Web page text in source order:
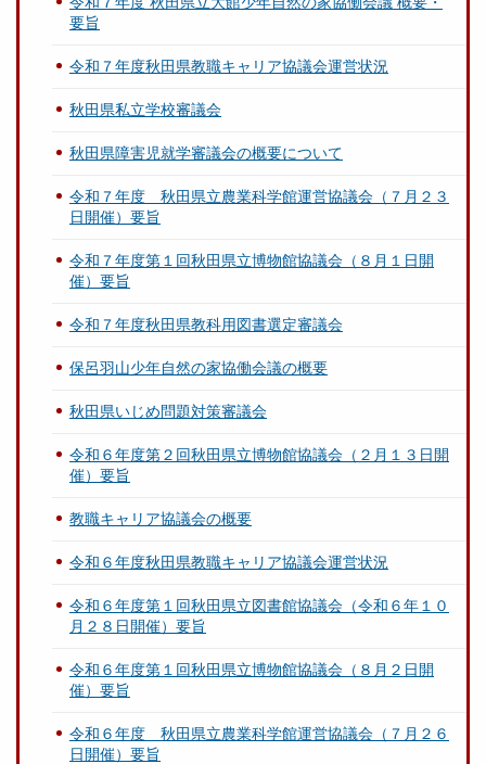
要旨
令和７年度秋田県教職キャリア協議会運営状況
秋田県私立学校審議会
秋田県障害児就学審議会の概要について
令和７年度 秋田県立農業科学館運営協議会（７月２３
日開催）要旨
令和７年度第１回秋田県立博物館協議会（８月１日開
催）要旨
令和７年度秋田県教科用図書選定審議会
保呂羽山少年自然の家協働会議の概要
秋田県いじめ問題対策審議会
令和６年度第２回秋田県立博物館協議会（２月１３日開
催）要旨
教職キャリア協議会の概要
令和６年度秋田県教職キャリア協議会運営状況
令和６年度第１回秋田県立図書館協議会（令和６年１０
月２８日開催）要旨
令和６年度第１回秋田県立博物館協議会（８月２日開
催）要旨
令和６年度 秋田県立農業科学館運営協議会（７月２６
日開催）要旨